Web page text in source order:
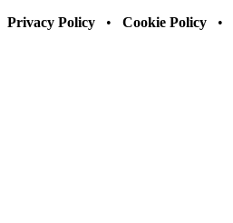
Privacy Policy • Cookie Policy •